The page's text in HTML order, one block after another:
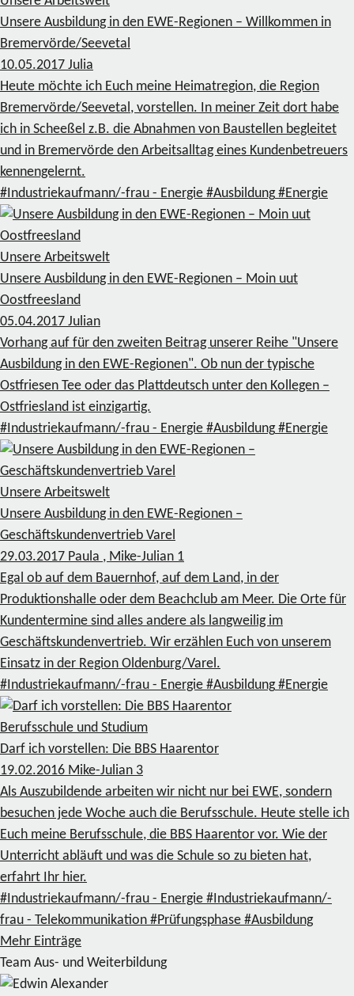
Unsere Ausbildung in den EWE-Regionen – Willkommen in
Bremervörde/Seevetal
10.05.2017 Julia
Heute möchte ich Euch meine Heimatregion, die Region
Bremervörde/Seevetal, vorstellen. In meiner Zeit dort habe
ich in Scheeßel z.B. die Abnahmen von Baustellen begleitet
und in Bremervörde den Arbeitsalltag eines Kundenbetreuers
kennengelernt.
#Industriekaufmann/-frau - Energie #Ausbildung #Energie
Unsere Arbeitswelt
Unsere Ausbildung in den EWE-Regionen – Moin uut
Oostfreesland
05.04.2017 Julian
Vorhang auf für den zweiten Beitrag unserer Reihe "Unsere
Ausbildung in den EWE-Regionen". Ob nun der typische
Ostfriesen Tee oder das Plattdeutsch unter den Kollegen –
Ostfriesland ist einzigartig.
#Industriekaufmann/-frau - Energie #Ausbildung #Energie
Unsere Arbeitswelt
Unsere Ausbildung in den EWE-Regionen –
Geschäftskundenvertrieb Varel
29.03.2017 Paula , Mike-Julian 1
Egal ob auf dem Bauernhof, auf dem Land, in der
Produktionshalle oder dem Beachclub am Meer. Die Orte für
Kundentermine sind alles andere als langweilig im
Geschäftskundenvertrieb. Wir erzählen Euch von unserem
Einsatz in der Region Oldenburg/Varel.
#Industriekaufmann/-frau - Energie #Ausbildung #Energie
Berufsschule und Studium
Darf ich vorstellen: Die BBS Haarentor
19.02.2016 Mike-Julian 3
Als Auszubildende arbeiten wir nicht nur bei EWE, sondern
besuchen jede Woche auch die Berufsschule. Heute stelle ich
Euch meine Berufsschule, die BBS Haarentor vor. Wie der
Unterricht abläuft und was die Schule so zu bieten hat,
erfahrt Ihr hier.
#Industriekaufmann/-frau - Energie #Industriekaufmann/-
frau - Telekommunikation #Prüfungsphase #Ausbildung
Mehr Einträge
Team Aus- und Weiterbildung